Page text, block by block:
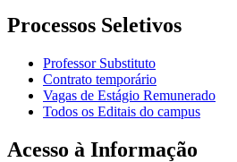
Processos Seletivos
Professor Substituto
Contrato temporário
Vagas de Estágio Remunerado
Todos os Editais do campus
Acesso à Informação